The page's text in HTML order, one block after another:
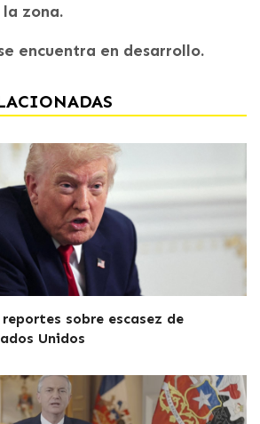
zona.
encuentra en desarrollo.
sobre escasez de
Unidos